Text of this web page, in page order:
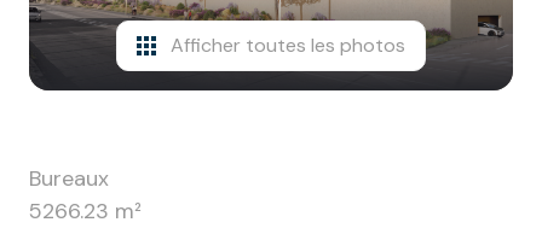
contact
Afficher toutes les photos
Bureaux
5266.23 m²